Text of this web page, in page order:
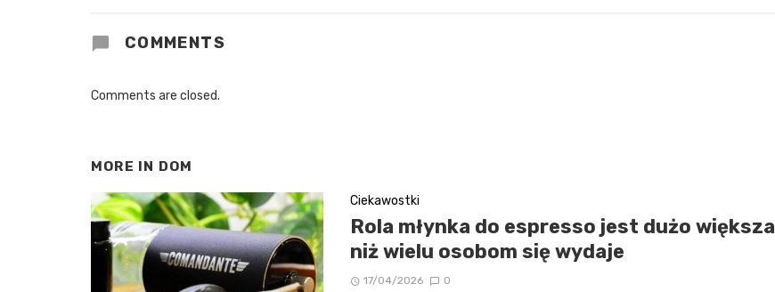
COMMENTS
Comments are closed.
MORE IN DOM
Ciekawostki
Rola młynka do espresso jest dużo większa
niż wielu osobom się wydaje
17/04/2026 0